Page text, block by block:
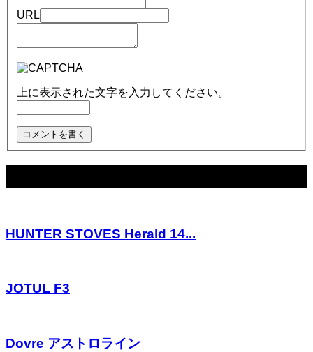
URL
上に表示された文字を入力してください。
HUNTER STOVES Herald 14...
JOTUL F3
Dovre アストロライン